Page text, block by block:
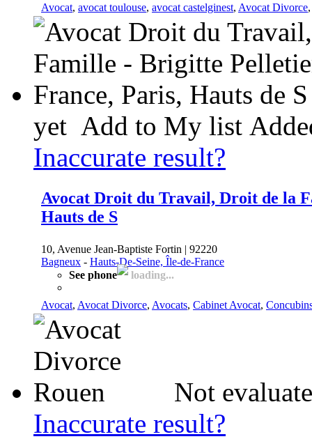
Avocat, avocat toulouse, avocat castelginest, Avocat Divorce
yet Add to My list
Inaccurate result?
Avocat Droit du Travail, Droit de la
Hauts de S
10, Avenue Jean-Baptiste Fortin | 92220
Bagneux - Hauts-De-Seine, Île-de-France
See phone
loading...
Avocat, Avocat Divorce, Avocats, Cabinet Avocat,
Not
Inaccurate result?